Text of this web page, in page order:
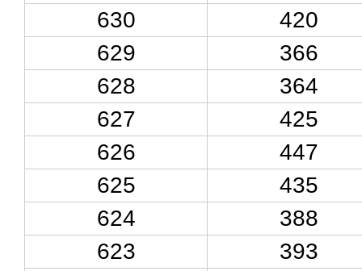
630
420
629
366
628
364
627
425
626
447
625
435
624
388
623
393